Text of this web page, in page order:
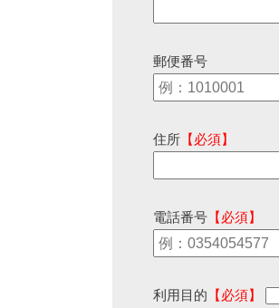
郵便番号
住所 【必須】
電話番号 【必須】
利用目的 【必須】